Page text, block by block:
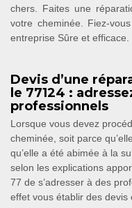
chers. Faites une
votre cheminée. Fiez-
entreprise Sûre et efficace.
Devis d’une
le 77124 :
professionnels
Lorsque vous devez
cheminée, soit parce
qu’elle a été abimée à la
selon les explications
77 de s’adresser à des
effet vous établir des